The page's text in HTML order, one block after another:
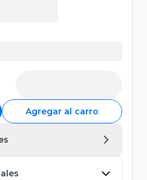
Agregar al carro